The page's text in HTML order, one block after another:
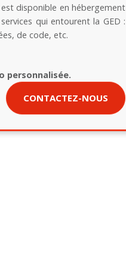
disponible en hébergement
qui entourent la GED :
de code, etc.
personnalisée.
CONTACTEZ-NOUS